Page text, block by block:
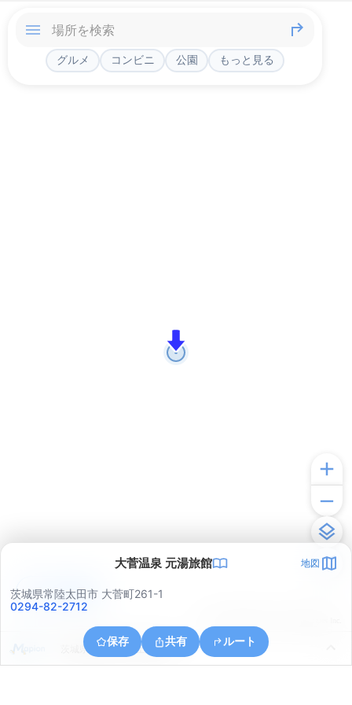
グルメ コンビニ 公園 もっと見る
大菅温泉 元湯旅館 地図
茨城県常陸太田市 大菅町261-1
0294-82-2712
保存 共有 ルート
茨城県常陸太田市上深荻町
アプリで見る